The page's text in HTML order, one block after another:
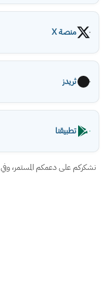
منصة X
ثريدز
تطبيقنا
نشكركم على دعمكم المستمر،